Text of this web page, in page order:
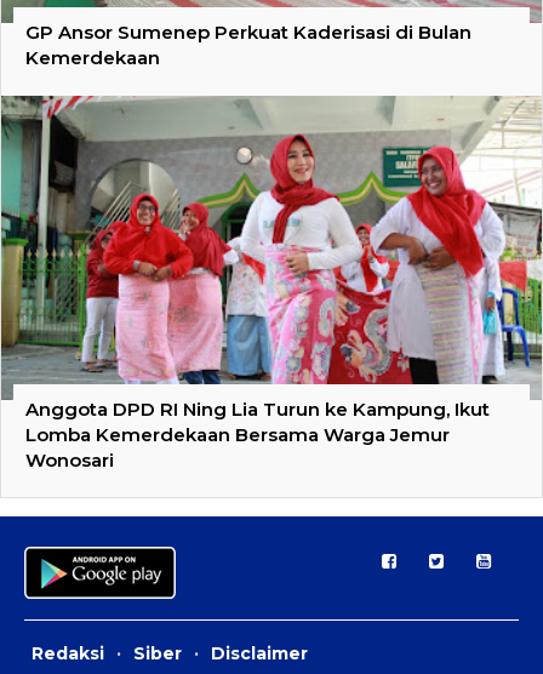
GP Ansor Sumenep Perkuat Kaderisasi di Bulan
Kemerdekaan
Anggota DPD RI Ning Lia Turun ke Kampung, Ikut
Lomba Kemerdekaan Bersama Warga Jemur
Wonosari
Redaksi · Siber · Disclaimer